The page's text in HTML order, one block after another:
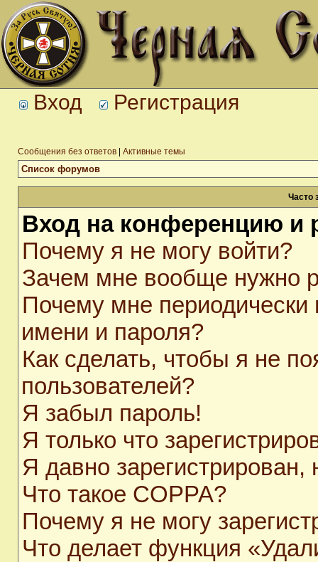
Вход Регистрация
Сообщения без ответов Активные темы
Список форумов
Часто
Вход на конференцию и
Почему я не могу войти?
Зачем мне вообще нужно
Почему мне периодически
имени и пароля?
Как сделать, чтобы я не
пользователей?
Я забыл пароль!
Я только что
Я давно
Что такое COPPA?
Почему я не могу
Что делает функция